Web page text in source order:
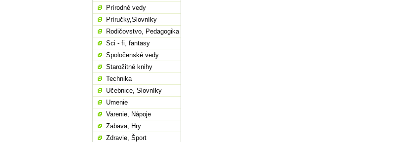
Prírodné vedy
Príručky,Slovníky
Rodičovstvo, Pedagogika
Sci - fi, fantasy
Spoločenské vedy
Starožitné knihy
Technika
Učebnice, Slovníky
Umenie
Varenie, Nápoje
Zabava, Hry
Zdravie, Šport